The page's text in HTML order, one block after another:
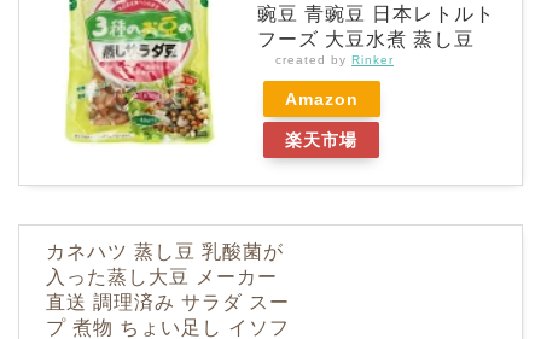
豌豆 青豌豆 日本レトルト
フーズ 大豆水煮 蒸し豆
created by Rinker
Amazon
楽天市場
カネハツ 蒸し豆 乳酸菌が
入った蒸し大豆 メーカー
直送 調理済み サラダ スー
プ 煮物 ちょい足し イソフ